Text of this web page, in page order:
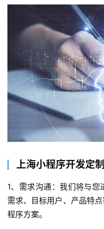
上海小程序开发定
1、需求沟通：我们将与
需求、目标用户、产品特
程序方案。